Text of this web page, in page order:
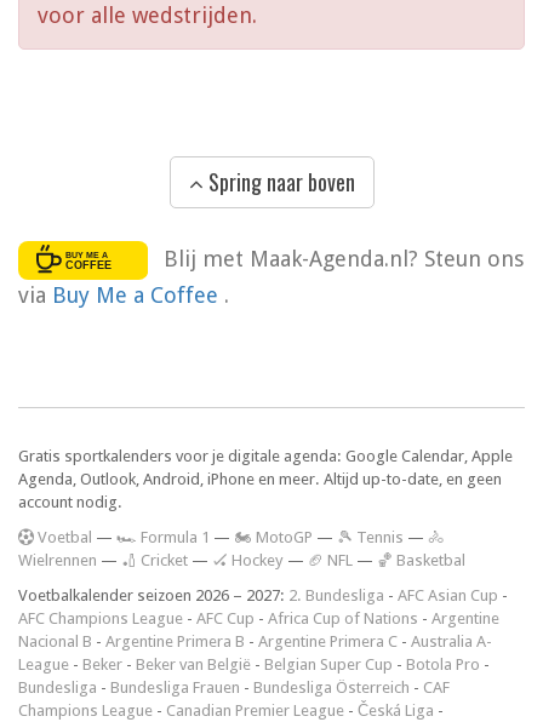
voor alle wedstrijden.
Spring naar boven
Blij met Maak-Agenda.nl? Steun ons
via Buy Me a Coffee .
Gratis sportkalenders voor je digitale agenda: Google Calendar, Apple
Agenda, Outlook, Android, iPhone en meer. Altijd up-to-date, en geen
account nodig.
Voetbal — 🏎️ Formula 1 — 🏍 MotoGP — 🎾 Tennis — 🚴
Wielrennen — 🏏 Cricket — 🏑 Hockey — 🏈 NFL — 🏀 Basketbal
Voetbalkalender seizoen 2026 – 2027: 2. Bundesliga - AFC Asian Cup -
AFC Champions League - AFC Cup - Africa Cup of Nations - Argentine
Nacional B - Argentine Primera B - Argentine Primera C - Australia A-
League - Beker - Beker van België - Belgian Super Cup - Botola Pro -
Bundesliga - Bundesliga Frauen - Bundesliga Österreich - CAF
Champions League - Canadian Premier League - Česká Liga -